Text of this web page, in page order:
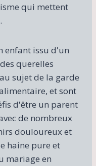
qui mettent
enfant issu d'un
querelles
sujet de la garde
et sont
d'être un parent
de nombreux
douloureux et
haine pure et
mariage en